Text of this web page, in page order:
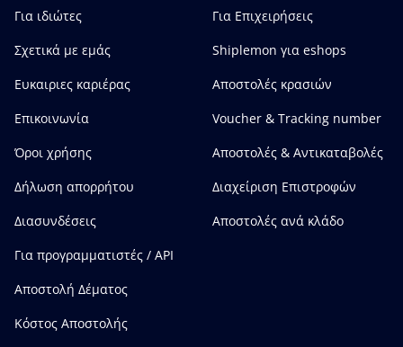
Για ιδιώτες
Σχετικά με εμάς
Ευκαιριες καριέρας
Επικοινωνία
Όροι χρήσης
Δήλωση απορρήτου
Διασυνδέσεις
Για προγραμματιστές / API
Αποστολή Δέματος
Κόστος Αποστολής
Για Επιχειρήσεις
Shiplemon για eshops
Αποστολές κρασιών
Voucher & Tracking number
Αποστολές & Αντικαταβολές
Διαχείριση Επιστροφών
Αποστολές ανά κλάδο